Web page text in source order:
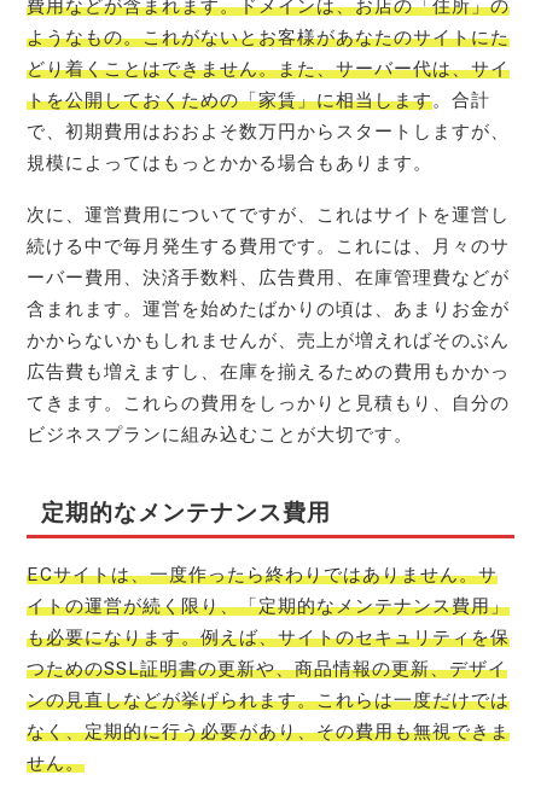
費用などが含まれます。ドメインは、お店の「住所」の
ようなもの。これがないとお客様があなたのサイトにた
どり着くことはできません。また、サーバー代は、サイ
トを公開しておくための「家賃」に相当します。合計
で、初期費用はおおよそ数万円からスタートしますが、
規模によってはもっとかかる場合もあります。
次に、運営費用についてですが、これはサイトを運営し
続ける中で毎月発生する費用です。これには、月々のサ
ーバー費用、決済手数料、広告費用、在庫管理費などが
含まれます。運営を始めたばかりの頃は、あまりお金が
かからないかもしれませんが、売上が増えればそのぶん
広告費も増えますし、在庫を揃えるための費用もかかっ
てきます。これらの費用をしっかりと見積もり、自分の
ビジネスプランに組み込むことが大切です。
定期的なメンテナンス費用
ECサイトは、一度作ったら終わりではありません。サ
イトの運営が続く限り、「定期的なメンテナンス費用」
も必要になります。例えば、サイトのセキュリティを保
つためのSSL証明書の更新や、商品情報の更新、デザイ
ンの見直しなどが挙げられます。これらは一度だけでは
なく、定期的に行う必要があり、その費用も無視できま
せん。